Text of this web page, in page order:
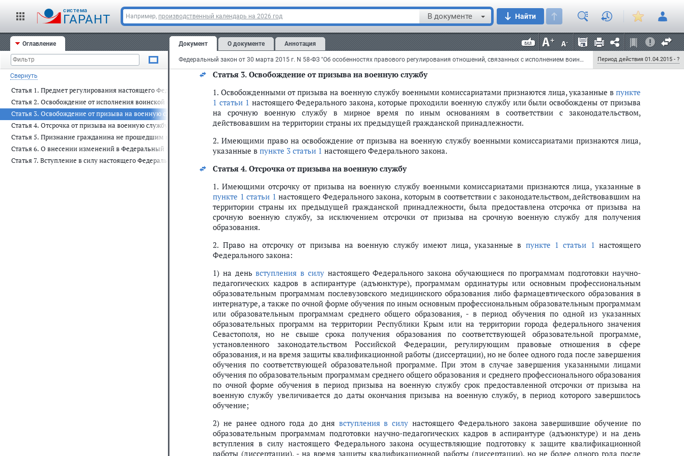
cистема
ГАРАНТ Например, производственный календарь на 2026 год В документе Найти
Оглавление
Свернуть
Статья 1. Предмет регулирования настоящего Федерального закона
Статья 2. Освобождение от исполнения воинской обязанности
Статья 3. Освобождение от призыва на военную службу
Статья 4. Отсрочка от призыва на военную службу
Статья 5. Признание гражданина не прошедшим военную службу по призыву, не имея на то законных оснований
Статья 6. О внесении изменений в Федеральный закон "О воинской обязанности и военной службе"
Статья 7. Вступление в силу настоящего Федерального закона
Документ О документе Аннотация
Федеральный закон от 30 марта 2015 г. N 58-ФЗ "Об особенностях правового регулирования отношений, связанных с исполнением воинской обязанности отдельными категориями граждан Российской Федерации в связи с принятием в Российскую Федерацию Республики Крым и образованием в составе Российской Федерации новых субъектов - Республики Крым и города федерального значения Севастополя, и внесении изменений в Федеральный закон "О воинской обязанности и военной службе" Период действия 01.04.2015 - ?
Статья 2.Освобождение от исполнения воинской обязанности
Освобожденными от исполнения воинской обязанности военными комиссариатами признаются лица, указанные в
пункте 1 статьи 1настоящего Федерального закона, которые были признаны по состоянию здоровья негодными к
военной службе с исключением с воинского учета в соответствии с законодательством, действовавшим на территории
страны их предыдущей гражданской принадлежности.
Статья 3. Освобождение от призыва на военную службу
1. Освобожденными от призыва на военную службу военными комиссариатами признаются лица, указанные в пункте
1 статьи 1 настоящего Федерального закона, которые проходили военную службу или были освобождены от призыва
на срочную военную службу в мирное время по иным основаниям в соответствии с законодательством,
действовавшим на территории страны их предыдущей гражданской принадлежности.
2. Имеющими право на освобождение от призыва на военную службу военными комиссариатами признаются лица,
указанные в пункте 3 статьи 1 настоящего Федерального закона.
Статья 4. Отсрочка от призыва на военную службу
1. Имеющими отсрочку от призыва на военную службу военными комиссариатами признаются лица, указанные в
пункте 1 статьи 1 настоящего Федерального закона, которым в соответствии с законодательством, действовавшим на
территории страны их предыдущей гражданской принадлежности, была предоставлена отсрочка от призыва на
срочную военную службу, за исключением отсрочки от призыва на срочную военную службу для получения
образования.
2. Право на отсрочку от призыва на военную службу имеют лица, указанные в пункте 1 статьи 1 настоящего
Федерального закона:
1) на деньвступления в силунастоящего Федерального закона обучающиеся по программам подготовки научно-
педагогических кадров в аспирантуре (адъюнктуре), программам ординатуры или основным профессиональным
образовательным программам послевузовского медицинского образования либо фармацевтического образования в
интернатуре, а также по очной форме обучения по иным основным профессиональным образовательным программам
или образовательным программам среднего общего образования, - в период обучения по одной из указанных
образовательных программ на территории Республики Крым или на территории города федерального значения
Севастополя, но не свыше срока получения образования по соответствующей образовательной программе,
установленного законодательством Российской Федерации, регулирующим правовые отношения в сфере
образования, и на время защиты квалификационной работы (диссертации), но не более одного года после завершения
обучения по соответствующей образовательной программе. При этом в случае завершения указанными лицами
обучения по образовательным программам среднего общего образования и среднего профессионального образования
по очной форме обучения в период призыва на военную службу срок предоставленной отсрочки от призыва на
военную службу увеличивается до даты окончания призыва на военную службу, в период которого завершилось
обучение;
2) не ранее одного года до дня вступления в силу настоящего Федерального закона завершившие обучение по
образовательным программам подготовки научно-педагогических кадров в аспирантуре (адъюнктуре) и на день
вступления в силу настоящего Федерального закона осуществляющие подготовку к защите квалификационной
работы (диссертации), - на время защиты квалификационной работы (диссертации), но не более одного года после